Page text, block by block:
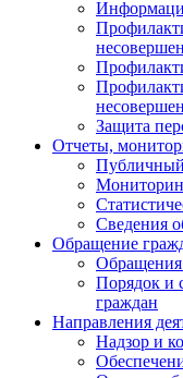
Защита
Отчеты,
Публичный
Сведения
Обращение
Обращения
Порядок и
граждан
Направления
Надзор и